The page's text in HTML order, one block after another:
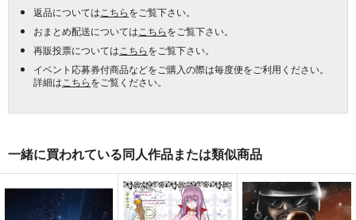
返品については こちらをご覧下さい。
おまとめ配送については こちらをご覧下さい。
再販投票については こちらをご覧下さい。
イベント応募券付商品などをご購入の際は毎度便をご利用ください。
詳細は こちらをご覧ください。
一緒に買われている同人作品または類似商品